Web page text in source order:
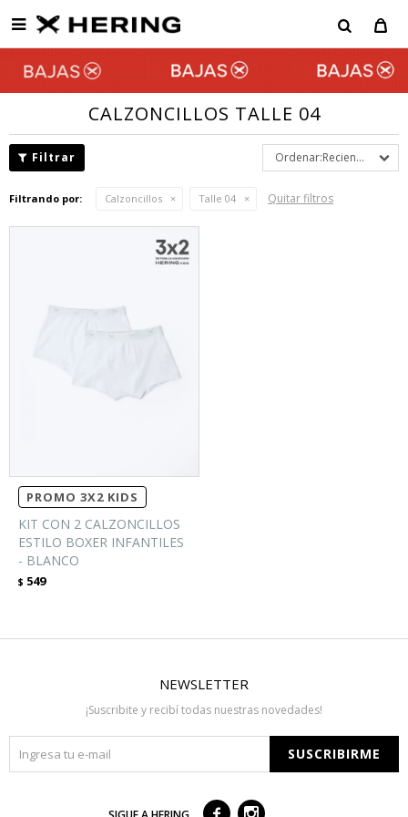

CALZONCILLOS TALLE 04
Recientes
Filtrando por: Calzoncillos Talle 04 Quitar filtros
PROMO 3X2 KIDS
KIT CON 2 CALZONCILLOS
ESTILO BOXER INFANTILES
- BLANCO
$ 549
NEWSLETTER
¡Suscribite y recibí todas nuestras novedades!
SUSCRIBIRME
 